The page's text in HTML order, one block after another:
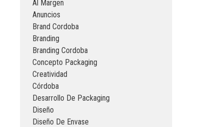
Al Margen
Anuncios
Brand Cordoba
Branding
Branding Cordoba
Concepto Packaging
Creatividad
Córdoba
Desarrollo De Packaging
Diseño
Diseño De Envase